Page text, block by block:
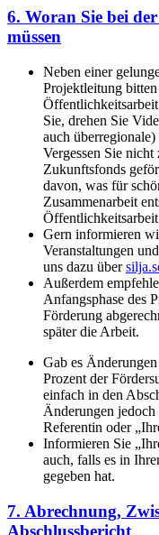
6. Woran Sie bei
müssen
Neben einer
Projektleitung
Sie, drehen Sie
auch
Vergessen Sie
Zukunftsfonds
davon, was für
Zusammenarbeit
Gern informieren
Veranstaltungen
uns dazu über
Außerdem
Anfangsphase des
Förderung
später die Arbeit.
Gab es
Prozent der
einfach in den
Änderungen
Referentin oder
Informieren Sie
auch, falls es in
gegeben hat.
7. Abrechnung,
Abschlussbericht